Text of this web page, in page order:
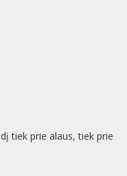
tiek prie alaus, tiek prie